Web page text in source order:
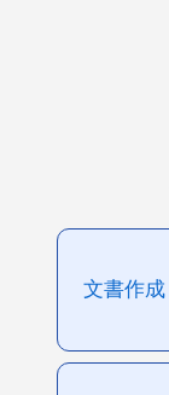
文書作成